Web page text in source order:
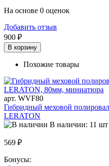
На основе 0 оценок
Добавить отзыв
900 ₽
В корзину
Похожие товары
арт. WVF80
Гибридный меховой
LERATON
В наличии: 11 шт
569 ₽
Бонусы: